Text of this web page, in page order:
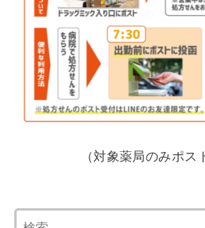
（対象薬局のみポス